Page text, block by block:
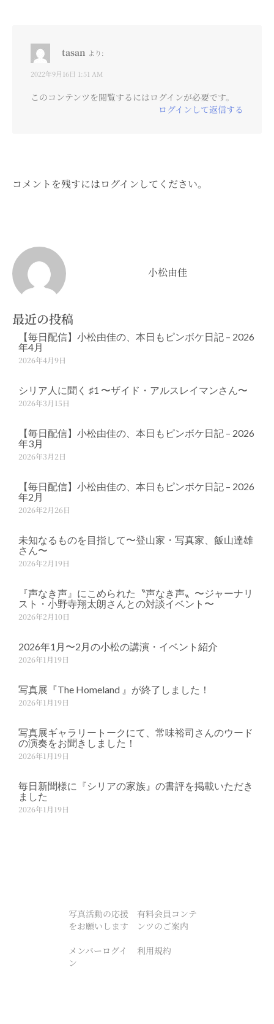
tasan より:
2022年9月16日 1:51 AM
このコンテンツを閲覧するにはログインが必要です。
ログインして返信する
コメントを残すにはログインしてください。
小松由佳
最近の投稿
【毎日配信】小松由佳の、本日もピンボケ日記 – 2026
年4月
2026年4月9日
シリア人に聞く ♯1 〜ザイド・アルスレイマンさん〜
2026年3月15日
【毎日配信】小松由佳の、本日もピンボケ日記 – 2026
年3月
2026年3月2日
【毎日配信】小松由佳の、本日もピンボケ日記 – 2026
年2月
2026年2月26日
未知なるものを目指して〜登山家・写真家、飯山達雄
さん〜
2026年2月19日
『声なき声』にこめられた〝声なき声〟〜ジャーナリ
スト・小野寺翔太朗さんとの対談イベント〜
2026年2月10日
2026年1月〜2月の小松の講演・イベント紹介
2026年1月19日
写真展『The Homeland 』が終了しました！
2026年1月19日
写真展ギャラリートークにて、常味裕司さんのウード
の演奏をお聞きしました！
2026年1月19日
毎日新聞様に『シリアの家族』の書評を掲載いただき
ました
2026年1月19日
写真活動の応援
をお願いします
有料会員コンテ
ンツのご案内
メンバーログイ
ン
利用規約